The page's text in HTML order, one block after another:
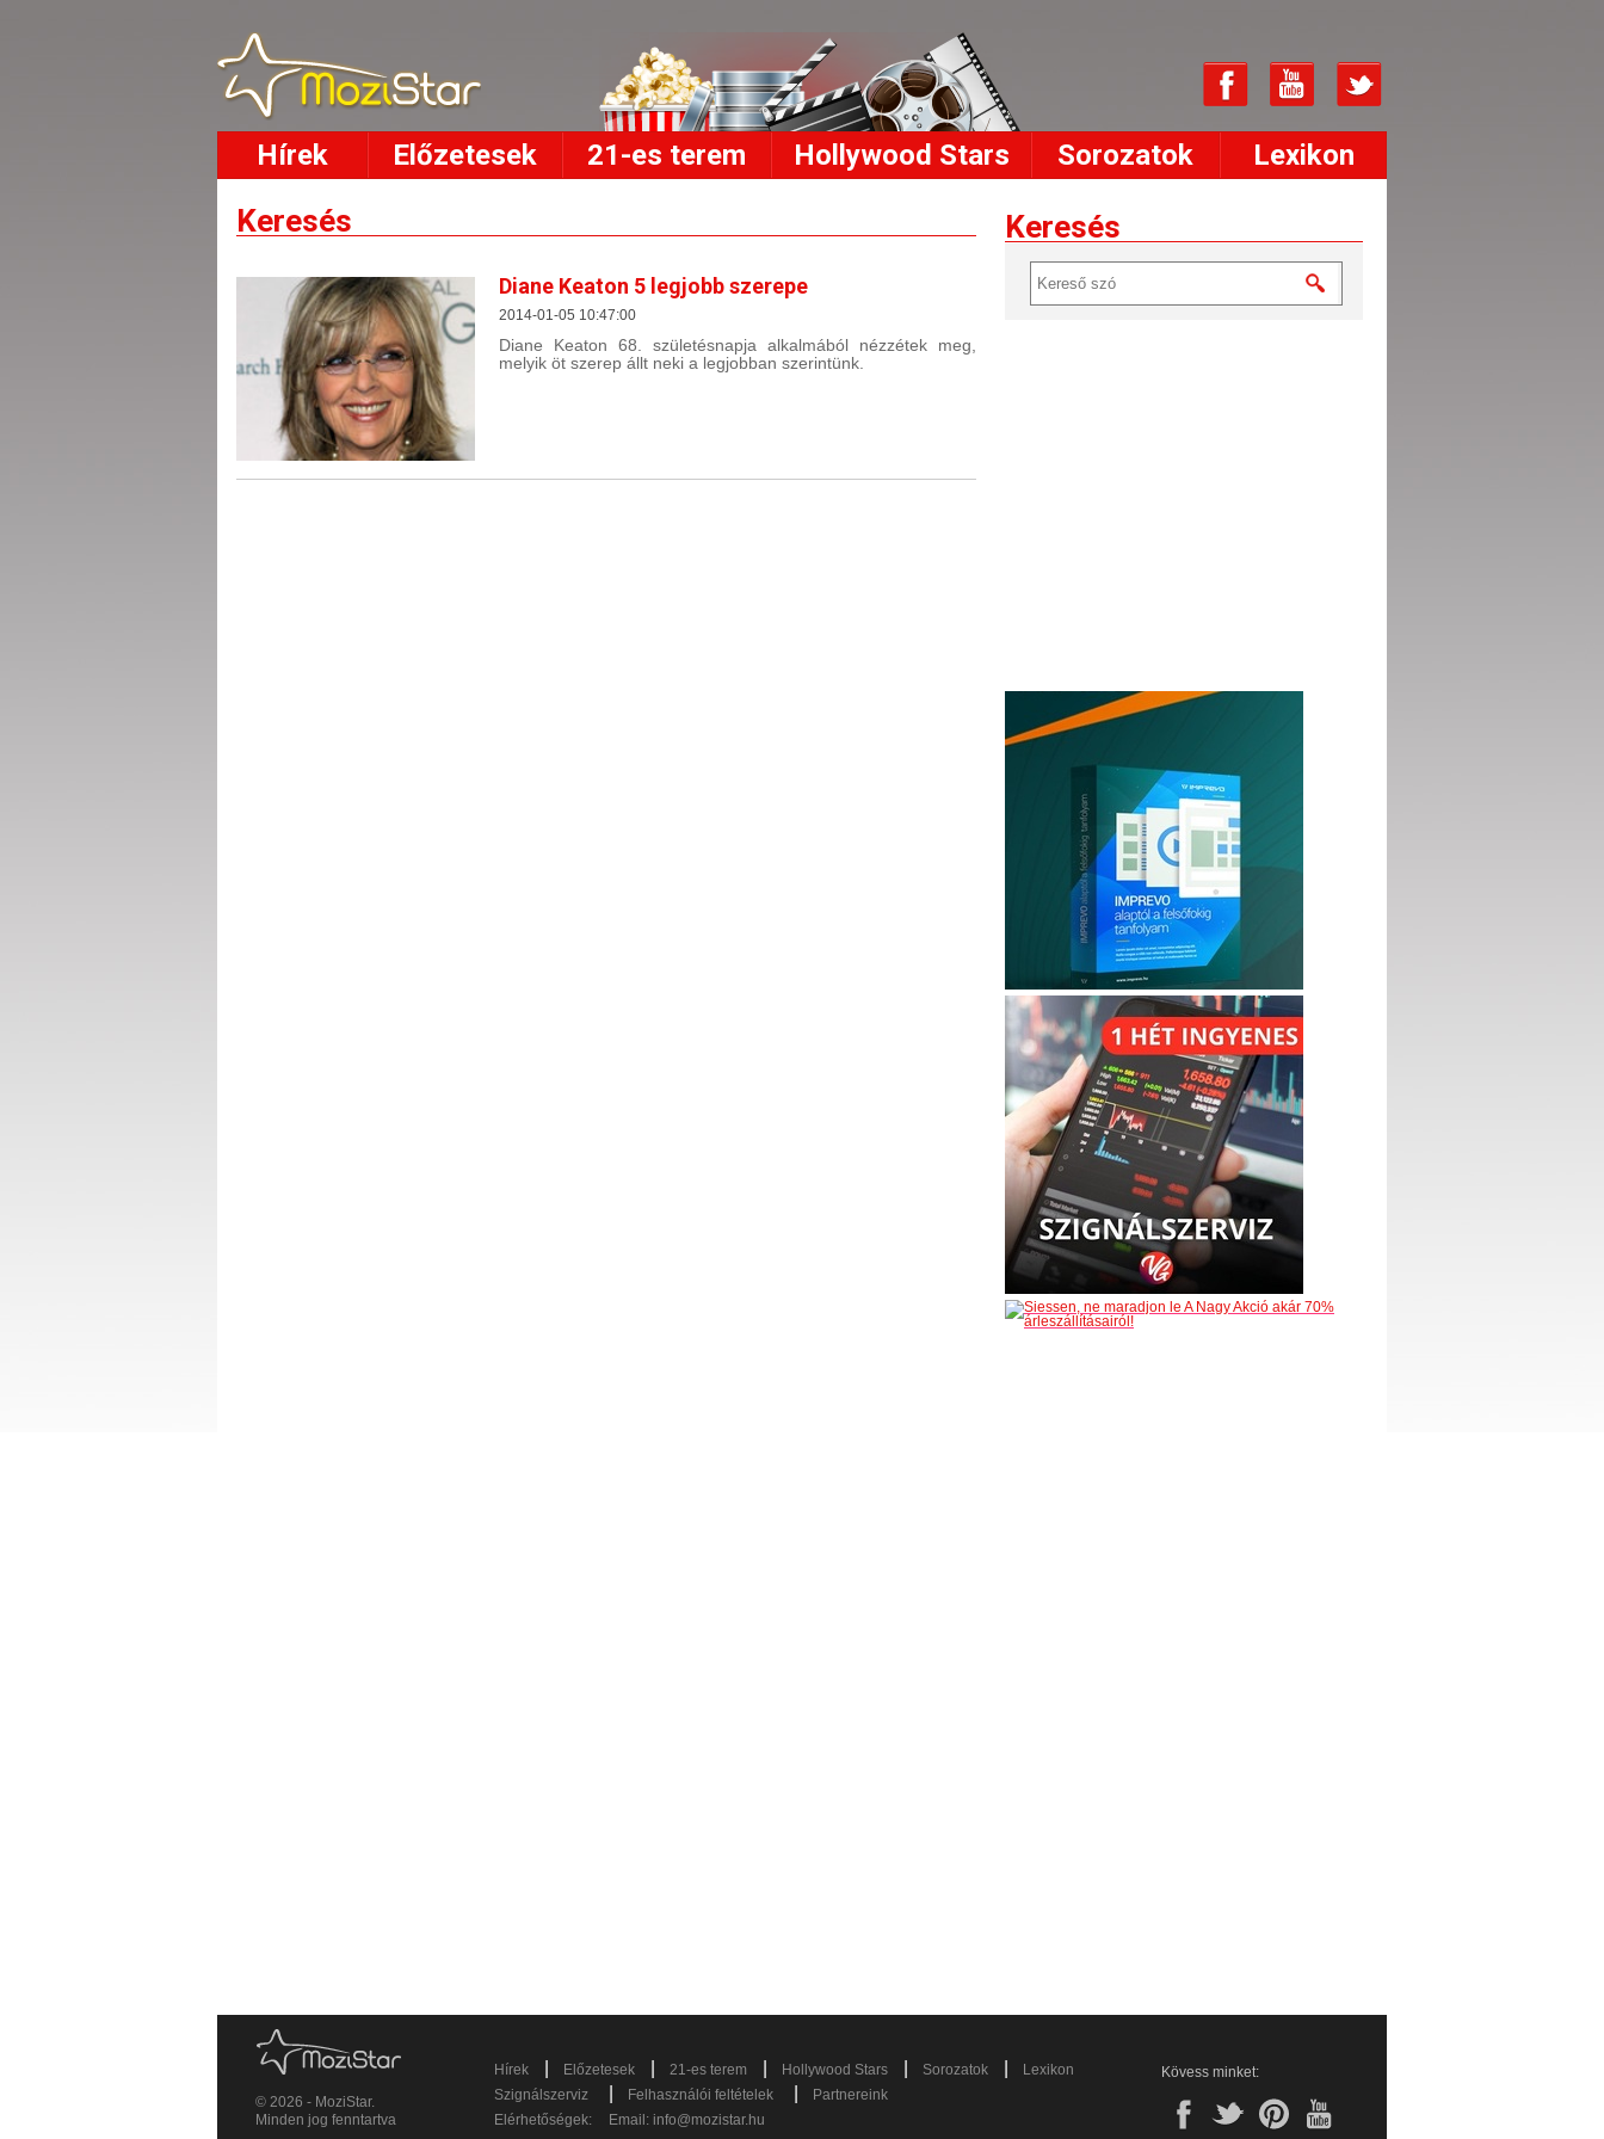
Hírek Előzetesek 21-es terem Hollywood Stars Sorozatok Lexikon
Keresés
Diane Keaton 5 legjobb szerepe
2014-01-05 10:47:00
Diane Keaton 68. születésnapja alkalmából nézzétek meg,
melyik öt szerep állt neki a legjobban szerintünk.
Keresés
© 2026 - MoziStar.
Minden jog fenntartva
Hírek Előzetesek 21-es terem Hollywood Stars Sorozatok
Lexikon
Szignálszerviz
Felhasználói feltételek
Partnereink
Elérhetőségek:
Email: info@mozistar.hu
Kövess minket: